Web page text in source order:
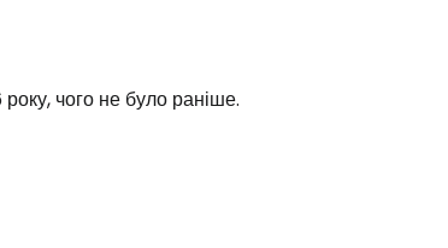
чого не було раніше.